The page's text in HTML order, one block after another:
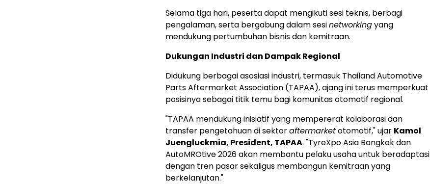
Selama tiga hari, peserta dapat mengikuti sesi teknis, berbagi
pengalaman, serta bergabung dalam sesinetworkingyang
mendukung pertumbuhan bisnis dan kemitraan.
Dukungan Industri dan Dampak Regional
Didukung berbagai asosiasi industri, termasuk Thailand Automotive
Parts Aftermarket Association (TAPAA), ajang ini terus memperkuat
posisinya sebagai titik temu bagi komunitas otomotif regional.
"TAPAA mendukung inisiatif yang mempererat kolaborasi dan
transfer pengetahuan di sektoraftermarketotomotif," ujar Kamol
Juengluckmia, President, TAPAA. "TyreXpo Asia Bangkok dan
AutoMROtive 2026 akan membantu pelaku usaha untuk beradaptasi
dengan tren pasar sekaligus membangun kemitraan yang
berkelanjutan."